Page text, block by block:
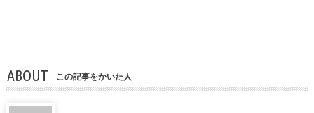
ABOUT この記事をかいた人